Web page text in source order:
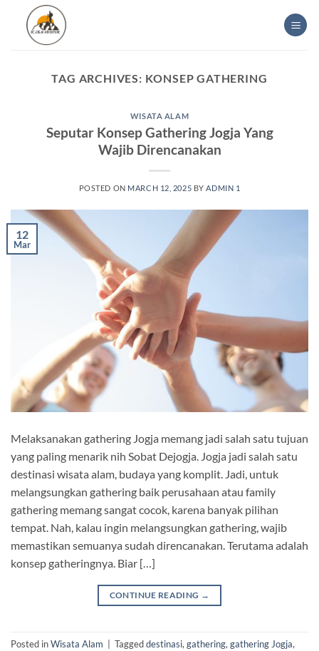
content
TAG ARCHIVES: KONSEP GATHERING
WISATA ALAM
Seputar Konsep Gathering Jogja Yang
Wajib Direncanakan
POSTED ON MARCH 12, 2025 BY ADMIN 1
12
Mar
Melaksanakan gathering Jogja memang jadi salah satu tujuan
yang paling menarik nih Sobat Dejogja. Jogja jadi salah satu
destinasi wisata alam, budaya yang komplit. Jadi, untuk
melangsungkan gathering baik perusahaan atau family
gathering memang sangat cocok, karena banyak pilihan
tempat. Nah, kalau ingin melangsungkan gathering, wajib
memastikan semuanya sudah direncanakan. Terutama adalah
konsep gatheringnya. Biar […]
CONTINUE READING →
Posted inWisata Alam Taggeddestinasi,gathering,gathering Jogja,